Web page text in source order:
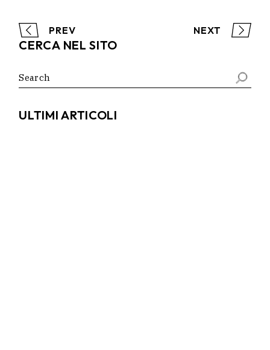
PREV NEXT
CERCA NEL SITO
Search
for:
ULTIMI ARTICOLI